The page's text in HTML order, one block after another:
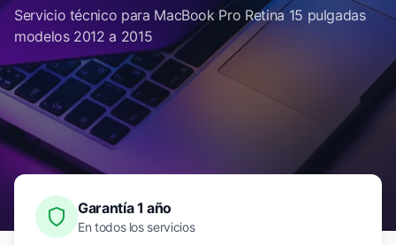
Servicio técnico para MacBook Pro Retina 15 pulgadas
modelos 2012 a 2015
Garantía 1 año
En todos los servicios